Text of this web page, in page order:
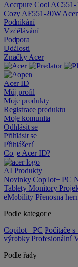
Acerpure Cool AC551-
Cozy AF551-20W
Podnikání
Vzdělávání
Podpora
Události
Značky Acer
Acer ID
Můj profil
Moje produkty
Registrace produktu
Moje komunita
Odhlásit se
Přihlásit se
Přihlášení
Co je Acer ID?
AI Produkty
Novinky Copilot+ PC
Tablety Monitory
eMobility Přenosná
Podle kategorie
Copilot+ PC Počítače
výrobky Profesionální
Podle řady